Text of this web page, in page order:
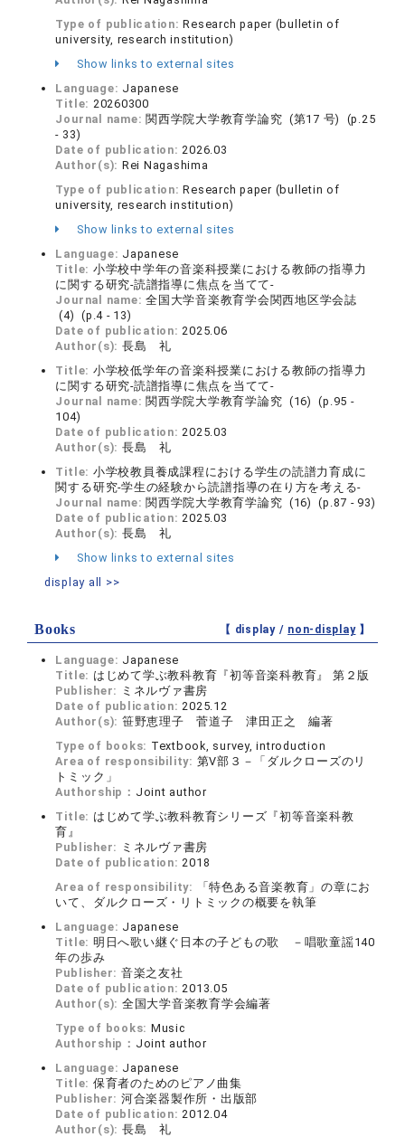
Type of publication:Research paper (bulletin of
university, research institution)
Show links to external sites
Language: Japanese
Title: 20260300
Journal name:関西学院大学教育学論究 (第17 号) (p.25
- 33)
Date of publication: 2026.03
Author(s): Rei Nagashima
Type of publication:Research paper (bulletin of
university, research institution)
Show links to external sites
Language: Japanese
Title: 小学校中学年の音楽科授業における教師の指導力
に関する研究-読譜指導に焦点を当てて‐
Journal name:全国大学音楽教育学会関西地区学会誌
(4) (p.4 - 13)
Date of publication: 2025.06
Author(s): 長島 礼
Title: 小学校低学年の音楽科授業における教師の指導力
に関する研究-読譜指導に焦点を当てて‐
Journal name:関西学院大学教育学論究 (16) (p.95 -
104)
Date of publication: 2025.03
Author(s): 長島 礼
Title: 小学校教員養成課程における学生の読譜力育成に
関する研究-学生の経験から読譜指導の在り方を考える‐
Journal name:関西学院大学教育学論究 (16) (p.87 - 93)
Date of publication: 2025.03
Author(s): 長島 礼
Show links to external sites
display all >>
Books 【 display / non-display】
Language: Japanese
Title: はじめて学ぶ教科教育『初等音楽科教育』 第２版
Publisher: ミネルヴァ書房
Date of publication: 2025.12
Author(s): 笹野恵理子 菅道子 津田正之 編著
Type of books: Textbook, survey, introduction
Area of responsibility: 第Ⅴ部３－「ダルクローズのリ
トミック」
Authorship： Joint author
Title: はじめて学ぶ教科教育シリーズ『初等音楽科教
育』
Publisher: ミネルヴァ書房
Date of publication: 2018
Area of responsibility:
「特色ある音楽教育」の章にお
いて、ダルクローズ・リトミックの概要を執筆
Language: Japanese
Title: 明日へ歌い継ぐ日本の子どもの歌 －唱歌童謡140
年の歩み
Publisher: 音楽之友社
Date of publication: 2013.05
Author(s): 全国大学音楽教育学会編著
Type of books: Music
Authorship： Joint author
Language: Japanese
Title: 保育者のためのピアノ曲集
Publisher: 河合楽器製作所・出版部
Date of publication: 2012.04
Author(s): 長島 礼